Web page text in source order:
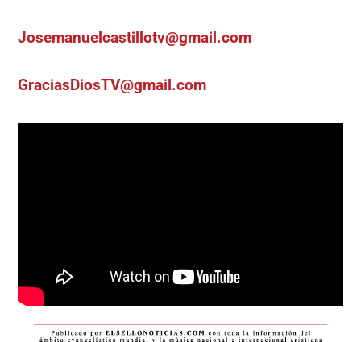
Josemanuelcastillotv@gmail.com
GraciasDiosTV@gmail.com